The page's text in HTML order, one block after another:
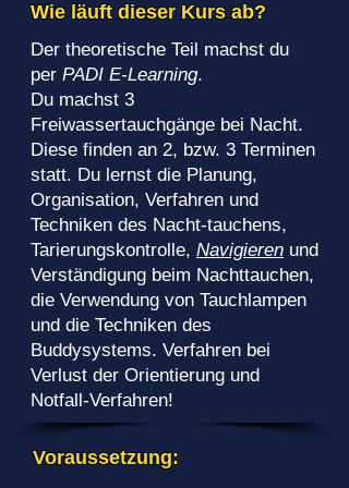
Wie läuft dieser Kurs ab?
Der theoretische Teil machst du
per PADI E-Learning.
Du machst 3
Freiwassertauchgänge bei Nacht.
Diese finden an 2, bzw. 3 Terminen
statt. Du lernst die Planung,
Organisation, Verfahren und
Techniken des Nacht-tauchens,
Tarierungskontrolle, Navigieren und
Verständigung beim Nachttauchen,
die Verwendung von Tauchlampen
und die Techniken des
Buddysystems. Verfahren bei
Verlust der Orientierung und
Notfall-Verfahren!
Voraussetzung: